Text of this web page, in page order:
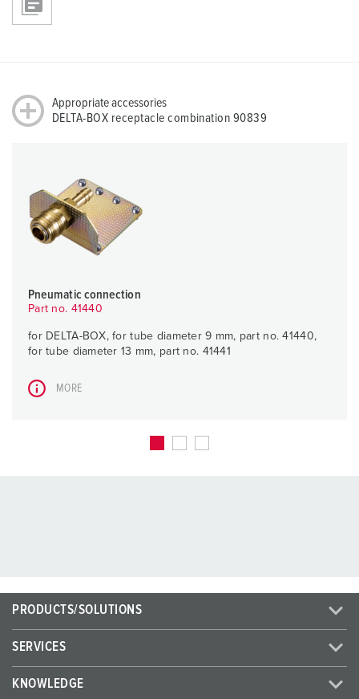
Appropriate accessories
DELTA-BOX receptacle combination 90839
Pneumatic connection
Part no. 41440
for DELTA-BOX, for tube diameter 9 mm, part no. 41440,
for tube diameter 13 mm, part no. 41441
MORE
PRODUCTS/SOLUTIONS
SERVICES
KNOWLEDGE